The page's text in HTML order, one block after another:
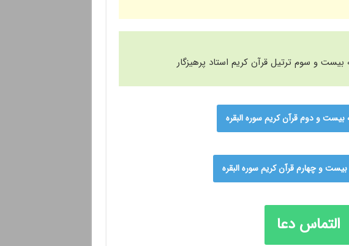
و سوم ترتیل قرآن کریم استاد پرهیزگار
و دوم قرآن کریم سوره البقره
و چهارم قرآن کریم سوره البقره
التماس دعا